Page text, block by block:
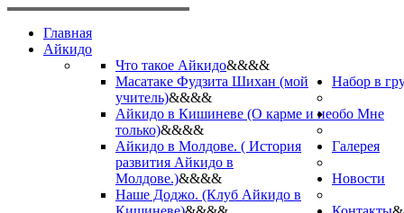
Главная
Айкидо
Что такое Айкидо&&&&
Масатаке Фудзита Шихан (мой
учитель)&&&&
Айкидо в Кишиневе (О карме и не
только)&&&&
Айкидо в Молдове. ( История
развития Айкидо в
Молдове.)&&&&
Наше Доджо. (Клуб Айкидо в
Набор в
обо Мне
Галерея
Новости